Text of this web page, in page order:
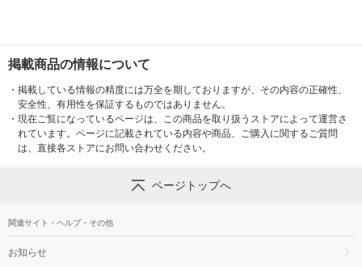
掲載商品の情報について
・ 掲載している情報の精度には万全を期しておりますが、その内容の正確性、
安全性、有用性を保証するものではありません。
・ 現在ご覧になっているページは、この商品を取り扱うストアによって運営さ
れています。ページに記載されている内容や商品、ご購入に関するご質問
は、直接各ストアにお問い合わせください。
ページトップへ
関連サイト・ヘルプ・その他
お知らせ